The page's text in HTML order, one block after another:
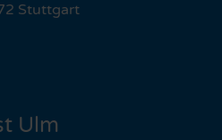
Stuttgart
Ulm